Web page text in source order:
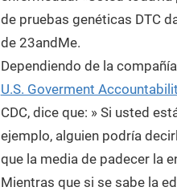
de pruebas genéticas DTC
de 23andMe.
Dependiendo de la
U.S. Goverment
CDC, dice que: » Si usted
ejemplo, alguien podría
que la media de padecer la
Mientras que si se sabe la